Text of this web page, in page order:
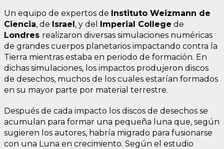
Un equipo de expertos de Instituto Weizmann de
Ciencia, de Israel, y del Imperial College de
Londres realizaron diversas simulaciones numéricas
de grandes cuerpos planetarios impactando contra la
Tierra mientras estaba en periodo de formación. En
dichas simulaciones, los impactos produjeron discos
de desechos, muchos de los cuales estarían formados
en su mayor parte por material terrestre.
Después de cada impacto los discos de desechos se
acumulan para formar una pequeña luna que, según
sugieren los autores, habría migrado para fusionarse
con una Luna en crecimiento. Según el estudio